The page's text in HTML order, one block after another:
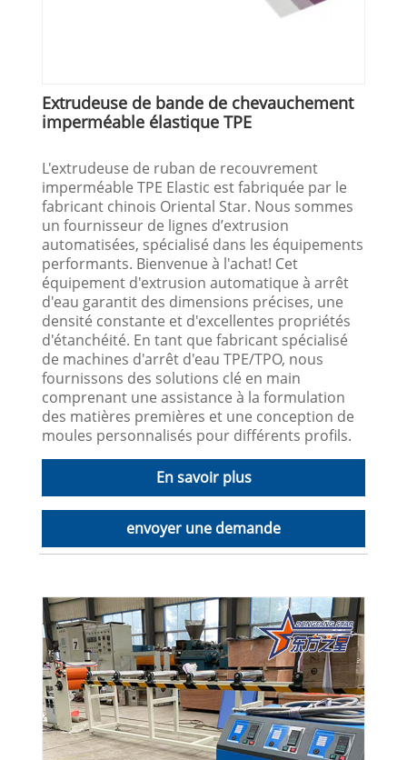
Extrudeuse de bande de chevauchement
imperméable élastique TPE
L'extrudeuse de ruban de recouvrement
imperméable TPE Elastic est fabriquée par le
fabricant chinois Oriental Star. Nous sommes
un fournisseur de lignes d’extrusion
automatisées, spécialisé dans les équipements
performants. Bienvenue à l'achat! Cet
équipement d'extrusion automatique à arrêt
d'eau garantit des dimensions précises, une
densité constante et d'excellentes propriétés
d'étanchéité. En tant que fabricant spécialisé
de machines d'arrêt d'eau TPE/TPO, nous
fournissons des solutions clé en main
comprenant une assistance à la formulation
des matières premières et une conception de
moules personnalisés pour différents profils.
En savoir plus
envoyer une demande